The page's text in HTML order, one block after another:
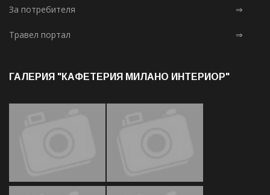
За потребителя ⇒
Травел портал ⇒
ГАЛЕРИЯ "КАФЕТЕРИЯ МИЛАНО ИНТЕРИОР"